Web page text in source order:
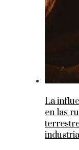
La
en las